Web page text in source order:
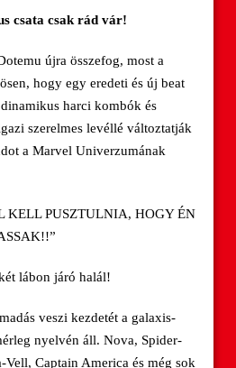
csata csak rád vár!
újra összefog, most a
hogy egy eredeti és új beat
harci kombók és
szerelmes levéllé változtatják
a Marvel Univerzumának
KELL PUSZTULNIA, HOGY ÉN
lábon járó halál!
veszi kezdetét a galaxis-
nyelvén áll. Nova, Spider-
Captain America és még sok